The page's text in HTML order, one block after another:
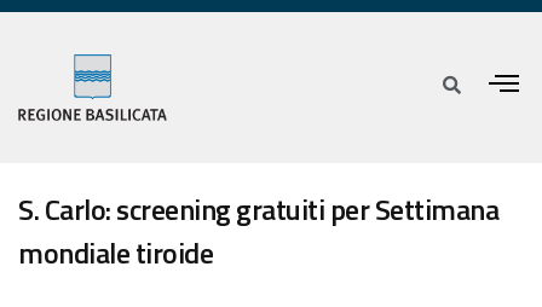
S. Carlo: screening gratuiti per Settimana
mondiale tiroide